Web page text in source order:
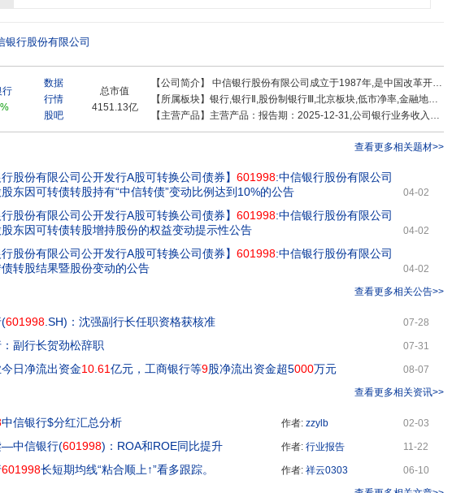
足政府与机构、企业、同业及个人客户的综合金融服务需求。截至2024年末,本行在国内153个大中城
。其中,中信国际金融控股有限公司子公司中信银行(国际)有限公司在香港、澳门、纽约、洛杉矶、新加
地设有31家营业网点和2家商务理财中心。信银(香港)投资有限公司在香港和境内设有3家子公司。信银
任公司为本行全资理财子公司。中信百信银行股份有限公司为本行与百度联合发起设立的国内首家独立
终在党和国家战略大局中找准金融定位、履行金融职责,坚持做国家战略的忠实践行者、实体经济的有力
融强国的积极建设者。成立37年来,本行已成为一家具有强大综合实力和品牌竞争力的金融集团。
银行股份有限公司
行
数据
行情
股吧
总市值
4151.13亿
【公司简介】 中信银行股份有限公司成立于1987年,是中国改革开放中最早成立的新兴商业银行之一,是中国最早参与国内外金融市场融资的商业银行,并以屡创中国现代金融史上多个第一而蜚声海内外,为中国经济建设作出了积极贡献。2007年4月,本行实现在上海证券交易所和香港联合交易所A+H股同步上市
【所属板块】 银行,银行Ⅱ,股份制银行Ⅲ,北京板块,低市净率,金融地产风格,大盘价值,大盘股,权重股,红利股,红利破净股,长期破净,中特估,破净股,标准普尔,富时罗素,MSCI中国,证金持股,沪股通,上证180_,融资融券,机构重仓,HS300_,AH股,央国企改革
【主营产品】 主营产品：报告期：2025-12-31,公司银行业务收入988.29亿 ，占比46.51% ，利润543.26亿 ，占比64.93% ，毛利率54.97%；其他业务及未分配项目收入5.88亿 ，占比0.28% ，利润-24.65亿 ，占比-2.95% ，毛利率-419.22%；金融市场业务收入336.91亿 ，占比15.86% ，利润265.2亿 ，占比31.69% ，毛利率78.72%；零售银行业务收入793.67亿 ，占比37.35% ，利润52.93亿 ，占比6.33% ，毛利率6.67%
查看更多相关题材>>
行股份有限公司公开发行A股可转换公司债券】 601998:中信银行股份有限公司
东因可转债转股持有“中信转债”变动比例达到10%的公告
04-02
行股份有限公司公开发行A股可转换公司债券】 601998:中信银行股份有限公司
东因可转债转股增持股份的权益变动提示性公告
04-02
行股份有限公司公开发行A股可转换公司债券】 601998:中信银行股份有限公司
转股结果暨股份变动的公告
04-02
查看更多相关公告>>
601998 .SH)：沈强副行长任职资格获核准 07-28
副行长贺劲松辞职 07-31
日净流出资金10 61亿元，工商银行等9股净流出资金超5000万元
08-07
查看更多相关资讯>>
中信银行$分红汇总分析 作者: zzylb 02-03
—中信银行(601998)：ROA和ROE同比提升 作者: 行业报告 11-22
601998长短期均线“粘合顺上↑”看多跟踪。 作者: 祥云0303
06-10